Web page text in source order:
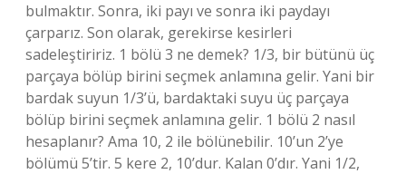
bulmaktır. Sonra, iki payı ve sonra iki paydayı
çarparız. Son olarak, gerekirse kesirleri
sadeleştiririz. 1 bölü 3 ne demek? 1/3, bir bütünü üç
parçaya bölüp birini seçmek anlamına gelir. Yani bir
bardak suyun 1/3’ü, bardaktaki suyu üç parçaya
bölüp birini seçmek anlamına gelir. 1 bölü 2 nasıl
hesaplanır? Ama 10, 2 ile bölünebilir. 10’un 2’ye
bölümü 5’tir. 5 kere 2, 10’dur. Kalan 0’dır. Yani 1/2,